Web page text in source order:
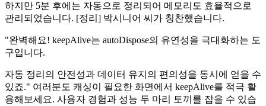
하지만 5분 후에는 자동으로 정리되어 메모리도 효율적으로
관리되었습니다. [정리] 박시니어 씨가 칭찬했습니다.
"완벽해요! keepAlive는 autoDispose의 유연성을 극대화하는 도
구입니다.
자동 정리의 안전성과 데이터 유지의 편의성을 동시에 얻을 수
있죠." 여러분도 캐싱이 필요한 화면에서 keepAlive를 적극 활
용해보세요. 사용자 경험과 성능 두 마리 토끼를 잡을 수 있습